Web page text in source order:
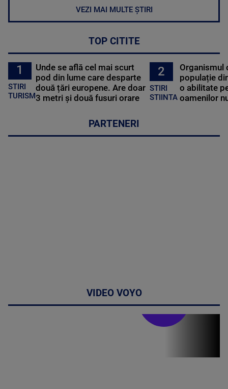
VEZI MAI MULTE ȘTIRI
TOP CITITE
1
STIRI
TURISM
Unde se află cel mai scurt
pod din lume care desparte
două țări europene. Are doar
3 metri și două fusuri orare
2
STIRI
STIINTA
Organismul
populație
o abilitate
oamenilor
PARTENERI
VIDEO VOYO
Stirile PRO TV